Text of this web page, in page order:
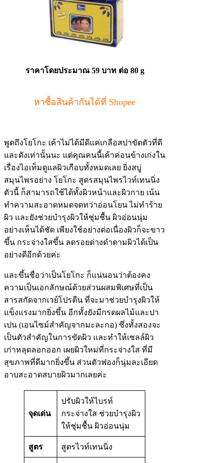
ราคาโดยประมาณ 59 บาท ต่อ 80 g
หาซื้อสินค้ากันได้ที่ Shopee
พูดถึงโยโกะ เค้าไม่ได้มีดีแค่เกลือสปาขัดตัวที่ดี
และดังเท่านั้นนะ แต่คุณคนนี้เค้าค่อนข้างเก่งใน
เรื่องไอเท็มดูแลผิวเกือบทั้งหมดเลย ยิ่งสบู่
สมุนไพรอย่าง โยโกะ สูตรสมุนไพรไวท์เทนนิ่ง
ตัวนี้ ก็สามารถใช้ได้ทั้งผิวหน้าและผิวกาย เน้น
ทำความสะอาดหมดจดทว่าอ่อนโยน ไม่ทำร้าย
ผิว และยังช่วยบำรุงผิวให้ชุ่มชื้น ผิวอ่อนนุ่ม
อย่างเห็นได้ชัด เพียงใช้อย่างต่อเนื่องผิวก็จะขาว
ขึ้น กระจ่างใสขึ้น ลดรอยด่างดำตามผิวได้เป็น
อย่างดีอีกด้วยค่ะ
และขึ้นชื่อว่าเป็นโยโกะ ก็แน่นอนว่าต้องคง
ความเป็นเอกลักษณ์ด้วยส่วนผสมพิเศษที่เป็น
สารสกัดจากเวย์โปรตีน ที่จะมาช่วยบำรุงผิวให้
แข็งแรงมากยิ่งขึ้น อีกทั้งยังมีกรดผลไม้และปา
เปน (เอนไซม์สำคัญจากมะละกอ) ซึ่งทั้งสองจะ
เป็นตัวสำคัญในการขัดผิว และทำให้เซลล์ผิว
เก่าหลุดลอกออก เผยผิวใหม่ที่กระจ่างใส ที่มี
สุขภาพที่ดีมากยิ่งขึ้น ส่วนตัวฟองก็นุ่มละเอียด
อาบสะอาดสบายผิวมากเลยค่ะ
จุดเด่น
ปรับผิวให้ไบรท์
กระจ่างใส ช่วยบำรุงผิว
ให้ชุ่มชื้น ผิวอ่อนนุ่ม
สูตร สูตรไวท์เทนนิ่ง